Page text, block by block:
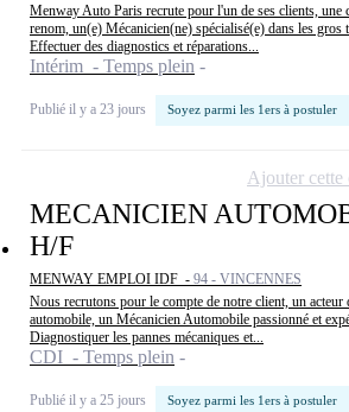
Menway Auto Paris recrute pour l'un de ses clients, une
renom, un(e) Mécanicien(ne) spécialisé(e) dans les
Effectuer des diagnostics et réparations...
Intérim - Temps plein
Publié il y a 23 jours Soyez parmi les 1ers à postuler
MECANICIEN
H/F
MENWAY EMPLOI IDF - 94 - VINCENNES
Nous recrutons pour le compte de notre client, un acteur
automobile, un Mécanicien Automobile passionné et
Diagnostiquer les pannes mécaniques et...
CDI - Temps plein
Publié il y a 25 jours Soyez parmi les 1ers à postuler
Ajouter cette